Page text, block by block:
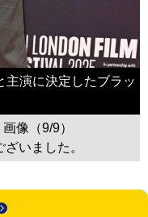
主演に決定したブラッ
像（9/9）
いました。